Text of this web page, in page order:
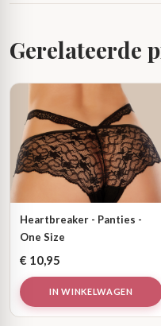
Gerelateerde
Heartbreaker - Panties -
One Size
€ 10,95
IN WINKELWAGEN